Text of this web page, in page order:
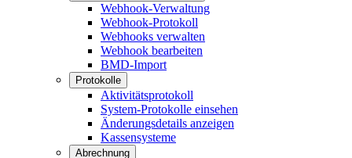
Webhook-Verwaltung
Webhook-Protokoll
Webhooks verwalten
Webhook bearbeiten
BMD-Import
Protokolle
Aktivitätsprotokoll
System-Protokolle einsehen
Änderungsdetails anzeigen
Kassensysteme
Abrechnung